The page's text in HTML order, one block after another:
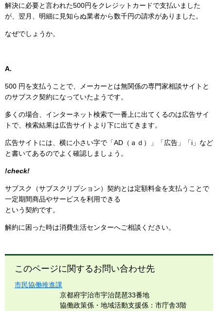
解決に必要と言われた500円をクレジットカードで支払いました
が、翌月、明細に見知らぬ業者から数千円の請求がありました。
なぜでしょうか。
A.
500 円を支払うことで、メーカーとは無関係の専門家相談サイトと
のサブスク契約になっていたようです。
多くの場合、インターネット検索で一番上に出てくるのは広告サイ
トで、検索結果は広告サイトより下に出てきます。
広告サイトには、横に小さい字で「AD（ａｄ）」「広告」「i」など
と書いてあるのでよく確認しましょう。
!check!
サブスク（サブスクリプション）契約とは定額料金を支払うことで
一定期間商品やサービスを利用できる
という契約です。
解約に困った時は消費生活センターへご相談ください。
このページに関するお問い合わせ先
市民協働推進課
京都府宇治市宇治琵琶33番地
協働政策係・地域活動支援係：市庁舎3階